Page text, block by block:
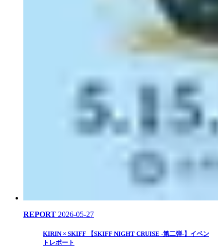
REPORT 2026-05-27
KIRIN × SKIFF 【SKIFF NIGHT CRUISE -第二弾-】イベン
トレポート